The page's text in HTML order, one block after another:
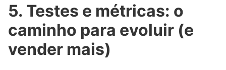
5. Testes e métricas: o
caminho para evoluir (e
vender mais)